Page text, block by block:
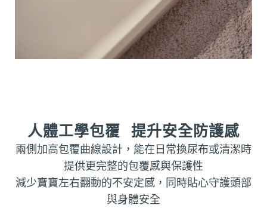
人體工學包覆 提升安全防護感
兩側加高包覆曲線設計，能在日常換尿布或清潔時
提供更完整的包覆感與保護性
減少寶寶左右翻動的不安定感，同時貼心守護頭部
與身體安全